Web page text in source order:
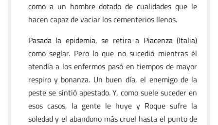
como a un hombre dotado de cualidades que le
hacen capaz de vaciar los cementerios llenos.
Pasada la epidemia, se retira a Piacenza (Italia)
como seglar. Pero lo que no sucedió mientras él
atendía a los enfermos pasó en tiempos de mayor
respiro y bonanza. Un buen día, el enemigo de la
peste se sintió apestado. Y, como suele suceder en
esos casos, la gente le huye y Roque sufre la
soledad y el abandono más cruel hasta el punto de